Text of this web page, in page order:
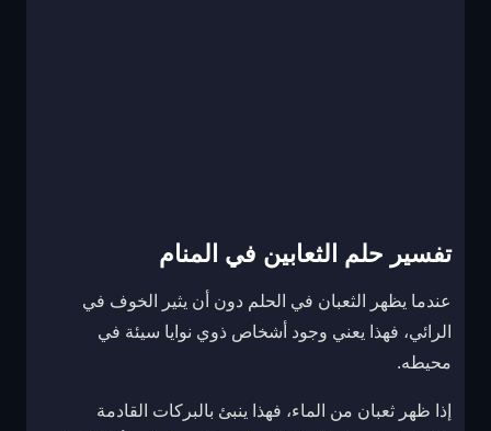
تفسير حلم الثعابين في المنام
عندما يظهر الثعبان في الحلم دون أن يثير الخوف في
الرائي، فهذا يعني وجود أشخاص ذوي نوايا سيئة في
محيطه.
إذا ظهر ثعبان من الماء، فهذا ينبئ بالبركات القادمة